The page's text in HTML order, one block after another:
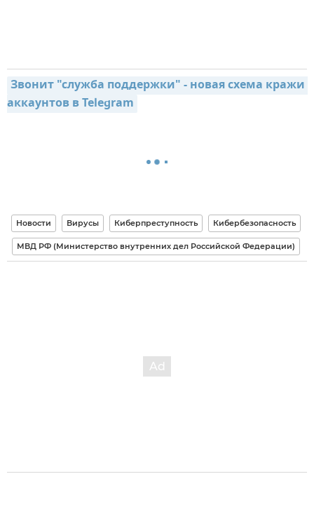
Звонит "служба поддержки" - новая схема кражи
аккаунтов в Telegram
Новости Вирусы Киберпреступность Кибербезопасность
МВД РФ (Министерство внутренних дел Российской Федерации)